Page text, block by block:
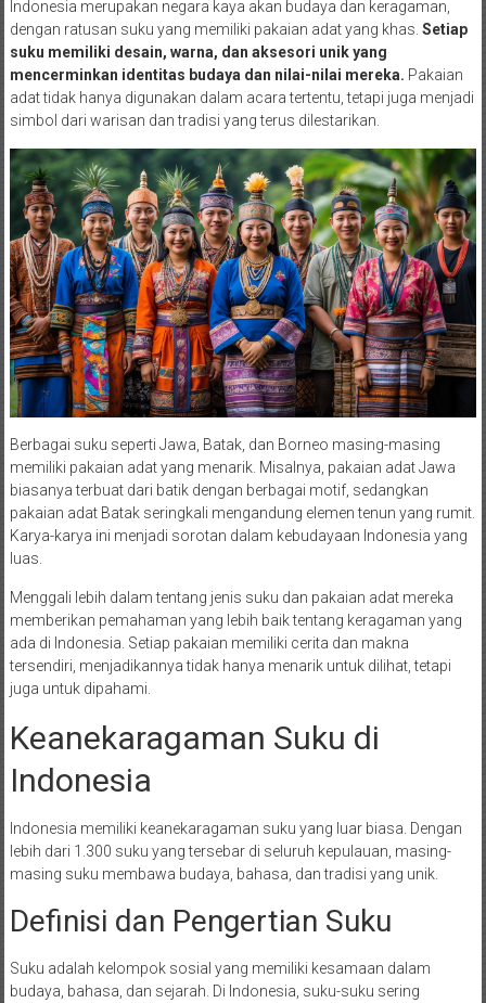
Indonesia merupakan negara kaya akan budaya dan keragaman,
dengan ratusan suku yang memiliki pakaian adat yang khas. Setiap
suku memiliki desain, warna, dan aksesori unik yang
mencerminkan identitas budaya dan nilai-nilai mereka. Pakaian
adat tidak hanya digunakan dalam acara tertentu, tetapi juga menjadi
simbol dari warisan dan tradisi yang terus dilestarikan.
Berbagai suku seperti Jawa, Batak, dan Borneo masing-masing
memiliki pakaian adat yang menarik. Misalnya, pakaian adat Jawa
biasanya terbuat dari batik dengan berbagai motif, sedangkan
pakaian adat Batak seringkali mengandung elemen tenun yang rumit.
Karya-karya ini menjadi sorotan dalam kebudayaan Indonesia yang
luas.
Menggali lebih dalam tentang jenis suku dan pakaian adat mereka
memberikan pemahaman yang lebih baik tentang keragaman yang
ada di Indonesia. Setiap pakaian memiliki cerita dan makna
tersendiri, menjadikannya tidak hanya menarik untuk dilihat, tetapi
juga untuk dipahami.
Keanekaragaman Suku di
Indonesia
Indonesia memiliki keanekaragaman suku yang luar biasa. Dengan
lebih dari 1.300 suku yang tersebar di seluruh kepulauan, masing-
masing suku membawa budaya, bahasa, dan tradisi yang unik.
Definisi dan Pengertian Suku
Suku adalah kelompok sosial yang memiliki kesamaan dalam
budaya, bahasa, dan sejarah. Di Indonesia, suku-suku sering